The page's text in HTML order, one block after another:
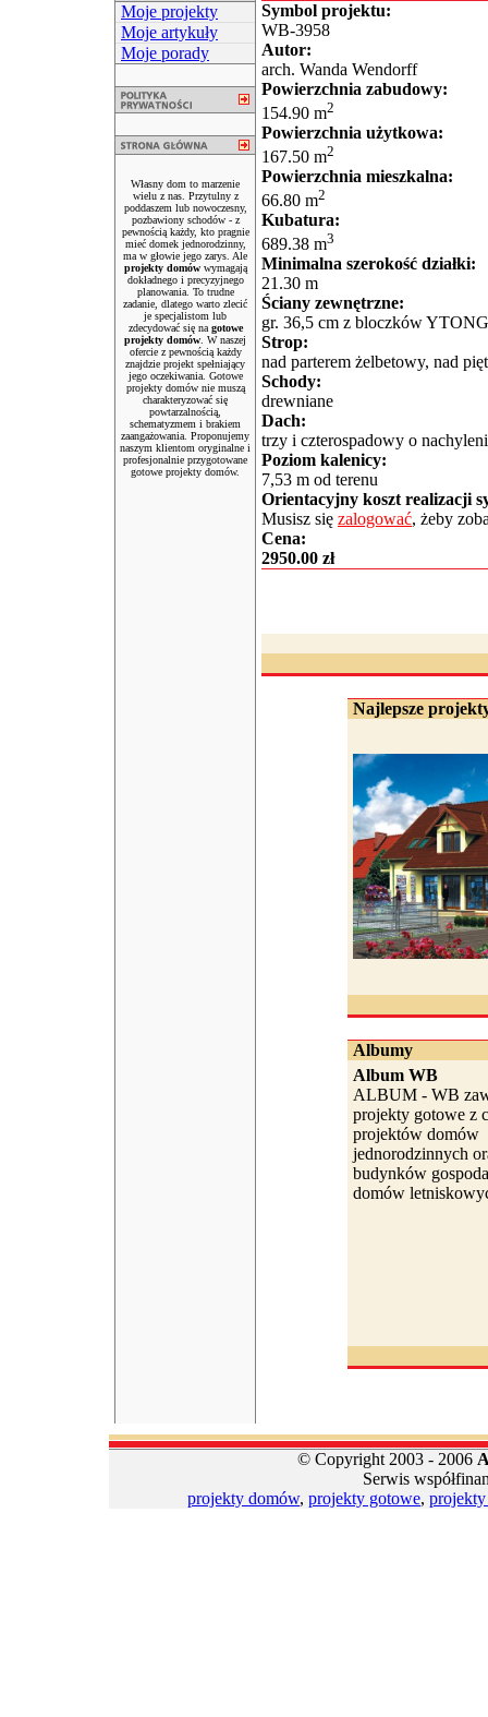
Moje projekty
Moje artykuły
Moje porady
Własny dom to marzenie
wielu z nas. Przytulny z
poddaszem lub nowoczesny,
pozbawiony schodów - z
pewnością każdy, kto pragnie
mieć domek jednorodzinny,
ma w głowie jego zarys. Ale
projekty domówwymagają
dokładnego i precyzyjnego
planowania. To trudne
zadanie, dlatego warto zlecić
je specjalistom lub
zdecydować się na gotowe
projekty domów . W naszej
ofercie z pewnością każdy
znajdzie projekt spełniający
jego oczekiwania. Gotowe
projekty domów nie muszą
charakteryzować się
powtarzalnością,
schematyzmem i brakiem
zaangażowania. Proponujemy
naszym klientom oryginalne i
profesjonalnie przygotowane
gotowe projekty domów.
Symbol projektu:
WB-3958
Autor:
arch. Wanda Wendorff
Powierzchnia zabudowy:
154.90 m2
Powierzchnia użytkowa:
167.50 m2
Powierzchnia mieszkalna:
66.80 m2
Kubatura:
689.38 m3
Minimalna szerokość działki:
21.30 m
Ściany zewnętrzne:
gr. 36,5 cm z bloczków YTONG
Strop:
nad parterem żelbetowy, nad
Schody:
drewniane
Dach:
trzy i czterospadowy o
Poziom kalenicy:
7,53 m od terenu
Orientacyjny koszt realizacji
Musisz się zalogować, żeby
Cena:
2950.00 zł
Najlepsze
Albumy
Album WB
ALBUM - WB
projekty gotowe z
projektów domów
jednorodzinnych
budynków
domów
© Copyright 2003 - 2006
Serwis
projekty domów, projekty gotowe,